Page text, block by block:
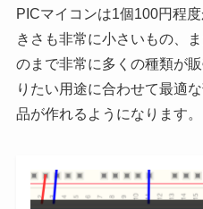
PICマイコンは1個100円程
きさも非常に小さいもの、
のまで非常に多くの種類が
りたい用途に合わせて最適
品が作れるようになります。